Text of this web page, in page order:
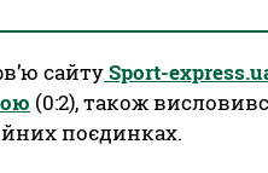
сайтуSport-
(0:2), також
поєдинках.